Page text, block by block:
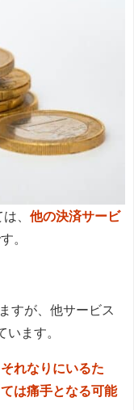
、 他の決済サービ
。
すが、他サービス
ます。
れなりにいるた
は痛手となる可能